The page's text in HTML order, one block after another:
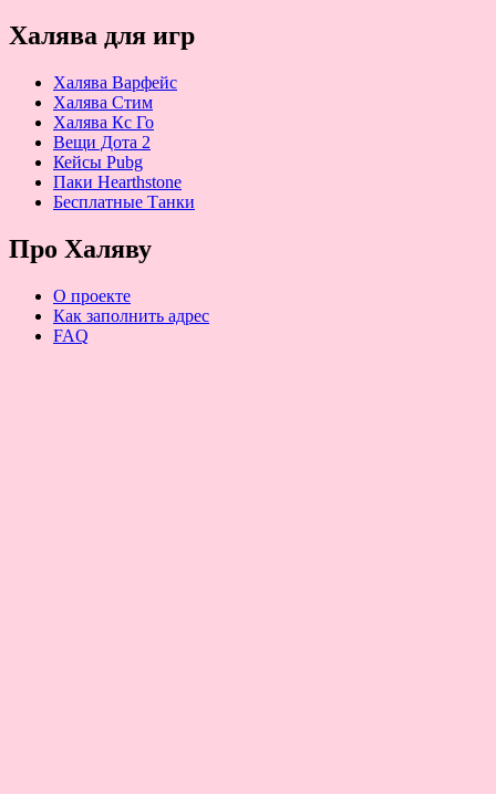
Халява для игр
Халява Варфейс
Халява Стим
Халява Кс Го
Вещи Дота 2
Кейсы Pubg
Паки Hearthstone
Бесплатные Танки
Про Халяву
О проекте
Как заполнить адрес
FAQ